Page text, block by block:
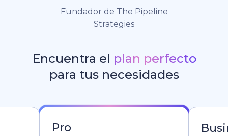
Fundador de The Pipeline
Strategies
Encuentra el plan perfecto
para tus necesidades
Pro